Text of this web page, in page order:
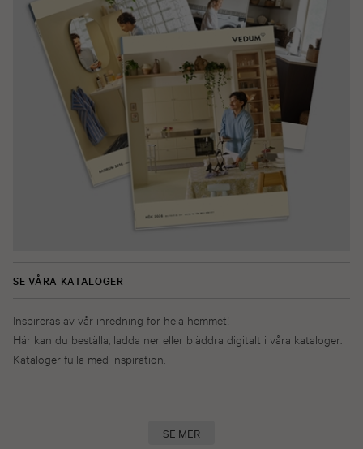
SE VÅRA KATALOGER
Inspireras av vår inredning för hela hemmet!
Här kan du beställa, ladda ner eller bläddra digitalt i våra kataloger.
Kataloger fulla med inspiration.
SE MER